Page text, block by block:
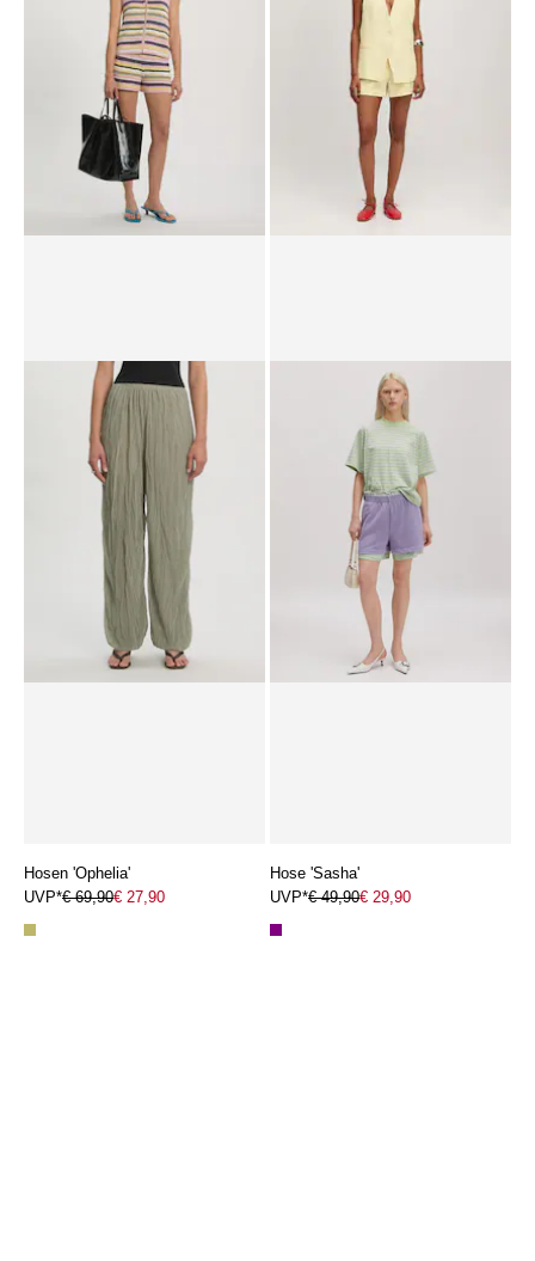
Shorts 'Odilie'
€ 59,90 € 47,90
Hose 'Vincenza'
€ 59,90 € 39,90
Hosen 'Ophelia'
UVP*€ 69,90€ 27,90
Hose 'Sasha'
UVP*€ 49,90€ 29,90